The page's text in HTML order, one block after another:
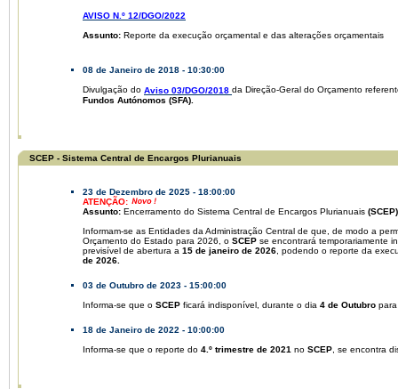
AVISO N.º 12/DGO/2022
Assunto: Reporte da execução orçamental e das alterações orçamentais
08 de Janeiro de 2018 - 10:30:00
Divulgação do Aviso 03/DGO/2018 da Direção-Geral do Orçamento
Fundos Autónomos (SFA).
SCEP - Sistema Central de Encargos Plurianuais
23 de Dezembro de 2025 - 18:00:00
ATENÇÃO:
Assunto: Encerramento do Sistema Central de Encargos Plurianuais (SCEP)
Informam-se as Entidades da Administração Central de que, de modo a
Orçamento do Estado para 2026, o SCEP se encontrará temporariamente
previsível de abertura a 15 de janeiro de 2026 , podendo o reporte da
de 2026.
03 de Outubro de 2023 - 15:00:00
Informa-se que o SCEP ficará indisponível, durante o dia 4 de Outubro
18 de Janeiro de 2022 - 10:00:00
Informa-se que o reporte do 4.º trimestre de 2021 no SCEP , se encontra